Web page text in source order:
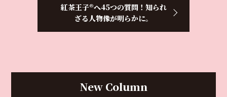
紅茶王子®へ45つの質問！知られ
ざる人物像が明らかに。
New Column